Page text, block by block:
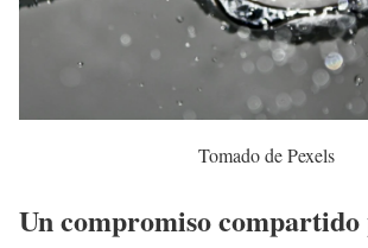
Tomado de Pexels
Un compromiso compartido